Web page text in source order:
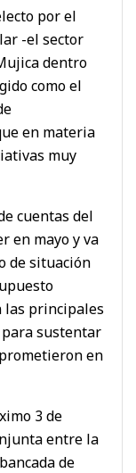
por el
-el sector
dentro
como el
en materia
muy
cuentas del
en mayo y va
de situación
las principales
sustentar
en
3 de
entre la
de